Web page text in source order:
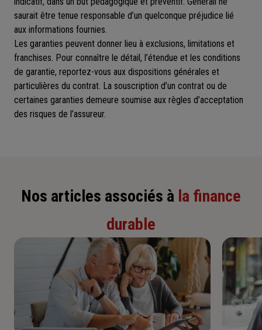
saurait être tenue responsable d’un quelconque préjudice lié
aux informations fournies.
Les garanties peuvent donner lieu à exclusions, limitations et
franchises. Pour connaître le détail, l’étendue et les conditions
de garantie, reportez-vous aux dispositions générales et
particulières du contrat. La souscription d’un contrat ou de
certaines garanties demeure soumise aux règles d’acceptation
des risques de l’assureur.
Nos articles associés à la finance
durable